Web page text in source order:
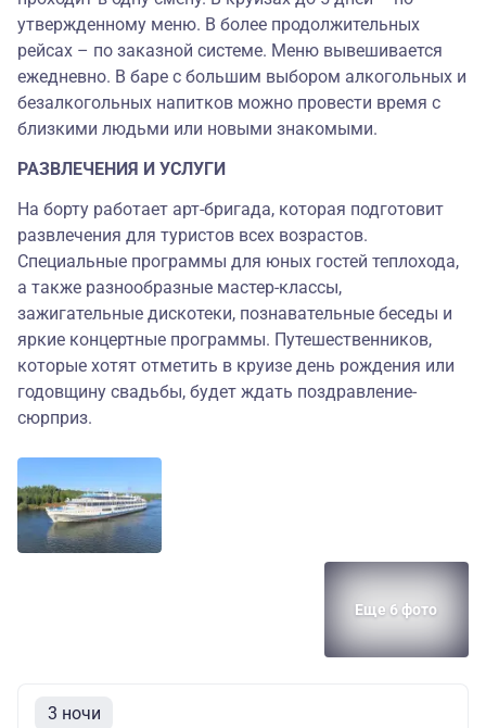
утвержденному меню. В более продолжительных
рейсах – по заказной системе. Меню вывешивается
ежедневно. В баре с большим выбором алкогольных и
безалкогольных напитков можно провести время с
близкими людьми или новыми знакомыми.
РАЗВЛЕЧЕНИЯ И УСЛУГИ
На борту работает арт-бригада, которая подготовит
развлечения для туристов всех возрастов.
Специальные программы для юных гостей теплохода,
а также разнообразные мастер-классы,
зажигательные дискотеки, познавательные беседы и
яркие концертные программы. Путешественников,
которые хотят отметить в круизе день рождения или
годовщину свадьбы, будет ждать поздравление-
сюрприз.
Еще 6 фото
3 ночи